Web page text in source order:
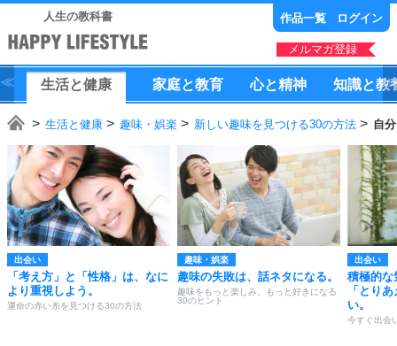
人生の教科書 作品一覧 ログイン
メルマガ登録
生活と健康 家庭と教育 心と精神 知識と教
生活と健康 趣味・娯楽 新しい趣味を見つける30の方法 自
出会い
「考え方」と「性格」は、なに
より重視しよう。
運命の赤い糸を見つける30の方法
趣味・娯楽
趣味の失敗は、話ネタになる。
趣味をもっと楽しみ、もっと好きになる
30のヒント
出会い
積極的な
「とり
い。
今すぐ出会